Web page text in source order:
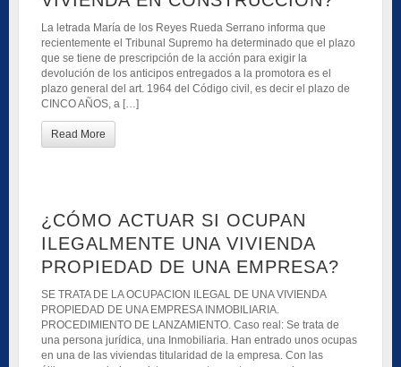
La letrada María de los Reyes Rueda Serrano informa que
recientemente el Tribunal Supremo ha determinado que el plazo
que se tiene de prescripción de la acción para exigir la
devolución de los anticipos entregados a la promotora es el
plazo general del art. 1964 del Código civil, es decir el plazo de
CINCO AÑOS, a […]
Read More
¿CÓMO ACTUAR SI OCUPAN
ILEGALMENTE UNA VIVIENDA
PROPIEDAD DE UNA EMPRESA?
SE TRATA DE LA OCUPACION ILEGAL DE UNA VIVIENDA
PROPIEDAD DE UNA EMPRESA INMOBILIARIA.
PROCEDIMIENTO DE LANZAMIENTO. Caso real: Se trata de
una persona jurídica, una Inmobiliaria. Han entrado unos ocupas
en una de las viviendas titularidad de la empresa. Con las